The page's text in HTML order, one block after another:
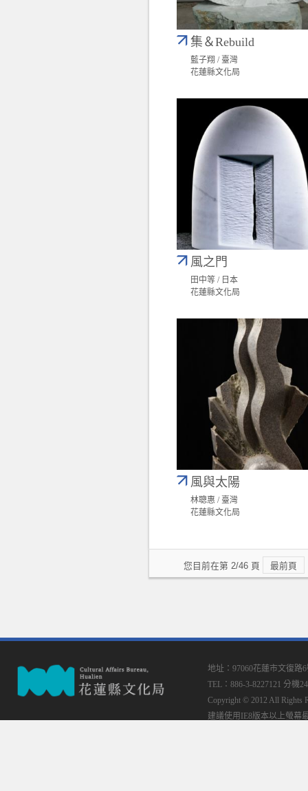
集＆Rebuild
藍子翔 / 臺灣
花蓮縣文化局
風之門
田中等 / 日本
花蓮縣文化局
風與太陽
林聰惠 / 臺灣
花蓮縣文化局
您目前在第 2/46 頁 最前頁
地址：97060花蓮市文復路
TEL：886-3-8227121 分機
Copyright © 2012 All Rights
建議使用IE8版本以上螢幕